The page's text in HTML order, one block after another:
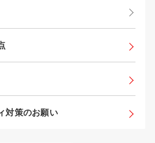
対策のお願い